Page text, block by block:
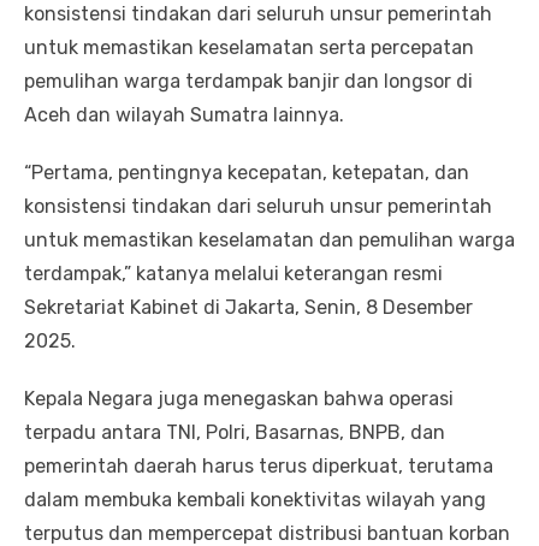
konsistensi tindakan dari seluruh unsur pemerintah
untuk memastikan keselamatan serta percepatan
pemulihan warga terdampak banjir dan longsor di
Aceh dan wilayah Sumatra lainnya.
“Pertama, pentingnya kecepatan, ketepatan, dan
konsistensi tindakan dari seluruh unsur pemerintah
untuk memastikan keselamatan dan pemulihan warga
terdampak,” katanya melalui keterangan resmi
Sekretariat Kabinet di Jakarta, Senin, 8 Desember
2025.
Kepala Negara juga menegaskan bahwa operasi
terpadu antara TNI, Polri, Basarnas, BNPB, dan
pemerintah daerah harus terus diperkuat, terutama
dalam membuka kembali konektivitas wilayah yang
terputus dan mempercepat distribusi bantuan korban